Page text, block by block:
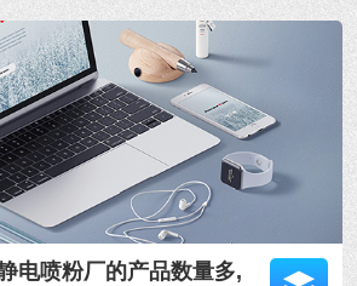
电喷粉厂的产品数量多,